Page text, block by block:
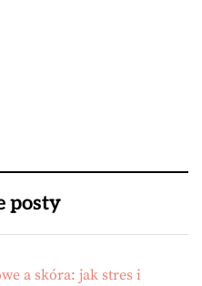
posty
a skóra: jak stres i